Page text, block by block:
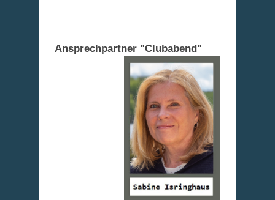
Ansprechpartner "Clubabend"